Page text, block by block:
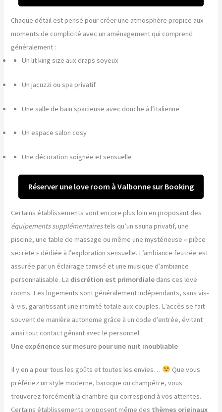
Chaque détail est pensé pour créer une atmosphère propice aux
moments de complicité avec un aménagement qui comprend
généralement :
Un lit king size aux draps soyeux
Un jacuzzi ou spa privatif
Une salle de bain spacieuse avec douche à l’italienne
Un espace salon cosy
Une décoration soignée et sensuelle
Réserver une love room à Valbonne sur Booking
Certains établissements vont encore plus loin en proposant des
équipements supplémentairestels qu’un sauna privatif, une
piscine, une table de massage ou même une mystérieuse « pièce
secrète » dédiée à l’exploration sensuelle. L’ambiance feutrée est
assurée par un éclairage tamisé et une musique d’ambiance
personnalisable. La discrétion est primordiale dans ces love
rooms. Les logements sont généralement indépendants, sans vis-
à-vis, garantissant une intimité totale aux couples. L’accès se fait
souvent de manière autonome grâce à un code d’entrée, évitant
ainsi tout contact gênant avec le personnel.
Une expérience sur mesure pour une nuit inoubliable
Il y en a pour tous les goûts et toutes les envies…
Que vous
préfériez un style moderne, baroque ou champêtre, vous
trouverez forcément la chambre qui correspond à vos attentes.
Certains établissements proposent même des thèmes originaux